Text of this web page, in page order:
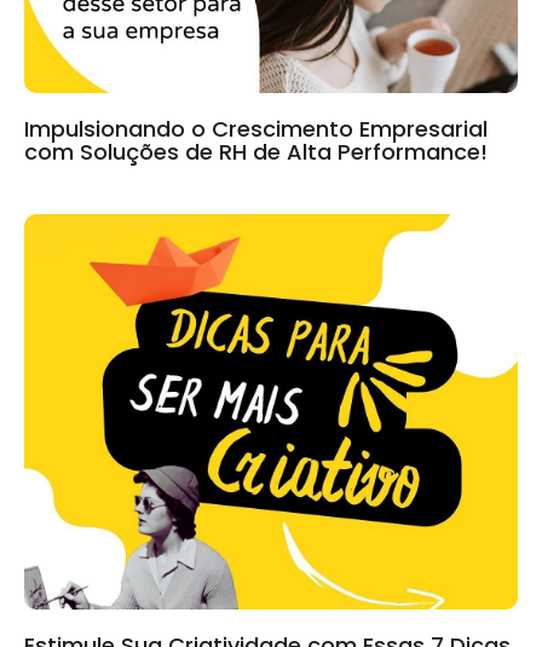
Impulsionando o Crescimento Empresarial
com Soluções de RH de Alta Performance!